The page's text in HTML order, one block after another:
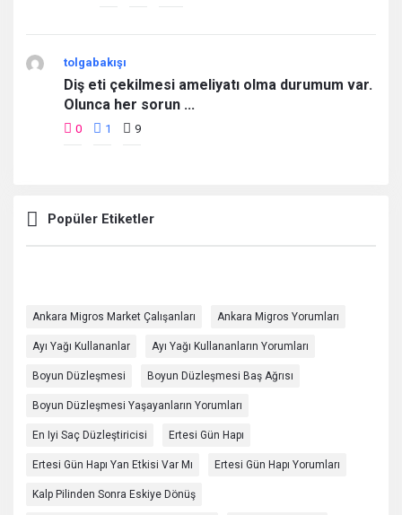
tolgabakışı
Diş eti çekilmesi ameliyatı olma durumum var.
Olunca her sorun ...
0 1 9
Popüler Etiketler
Ankara Migros Market Çalışanları Ankara Migros Yorumları
Ayı Yağı Kullananlar Ayı Yağı Kullananların Yorumları
Boyun Düzleşmesi Boyun Düzleşmesi Baş Ağrısı
Boyun Düzleşmesi Yaşayanların Yorumları
En Iyi Saç Düzleştiricisi Ertesi Gün Hapı
Ertesi Gün Hapı Yan Etkisi Var Mı Ertesi Gün Hapı Yorumları
Kalp Pilinden Sonra Eskiye Dönüş